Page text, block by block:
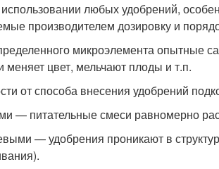
любых удобрений,
производителем дозировку и
микроэлемента опытные
меняет цвет, мельчают плоды и т.п.
от способа внесения удобрений
— питательные смеси равномерно
— удобрения проникают в